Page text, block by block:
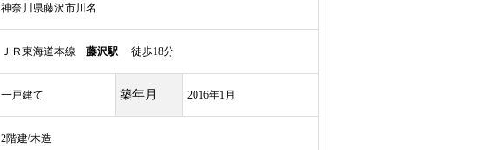
神奈川県藤沢市川名
ＪＲ東海道本線 藤沢駅 徒歩18分
一戸建て 築年月 2016年1月
2階建/木造